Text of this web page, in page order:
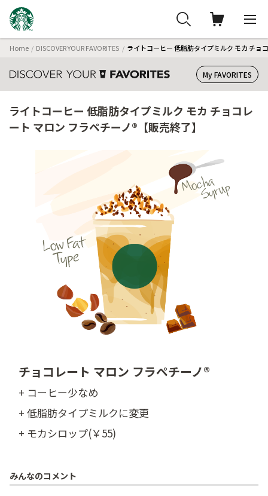
Home DISCOVER YOUR FAVORITES ライトコーヒー 低脂肪タイプミルク モカ チョ
My FAVORITES
ライトコーヒー 低脂肪タイプミルク モカ チョコレ
ート マロン フラペチーノ®【販売終了】
チョコレート マロン フラペチーノ®
+ コーヒー少なめ
+ 低脂肪タイプミルクに変更
+ モカシロップ(￥55)
みんなのコメント